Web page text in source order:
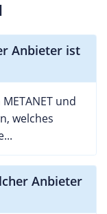
Anbieter ist
und
welches
Anbieter